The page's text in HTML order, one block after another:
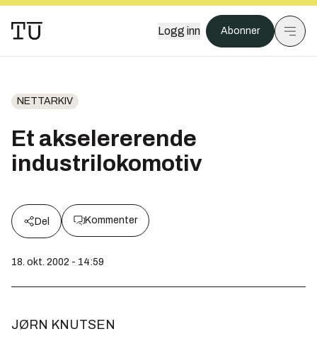
Logg inn Abonner
NETTARKIV
Et akselererende
industrilokomotiv
Del Kommenter
18. okt. 2002 - 14:59
JØRN KNUTSEN